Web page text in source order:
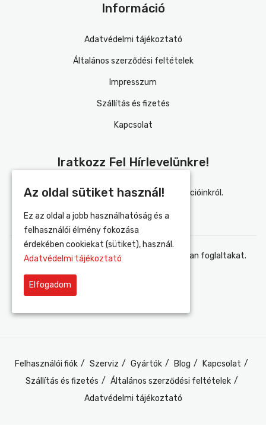
Információ
Adatvédelmi tájékoztató
Általános szerződési feltételek
Impresszum
Szállítás és fizetés
Kapcsolat
Iratkozz Fel Hírlevelünkre!
Értesülj elsőként újdonságainkról és akcióinkról.
Elfogadom az adatvédelmi tájékoztatóban foglaltakat.
Felhasználói fiók Szerviz Gyártók Blog
Kapcsolat
Szállítás és fizetés
Általános szerződési feltételek
Adatvédelmi tájékoztató
Az oldal sütiket használ!
Ez az oldal a jobb használhatóság és a
felhasználói élmény fokozása
érdekében cookiekat (sütiket), használ.
Adatvédelmi tájékoztató
Elfogadom